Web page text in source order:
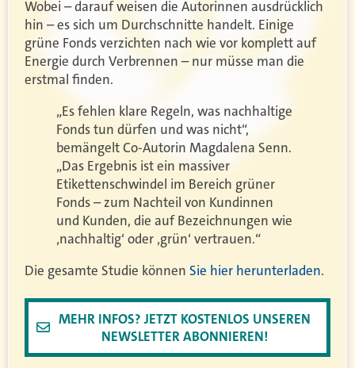
Wobei – darauf weisen die Autorinnen ausdrücklich
hin – es sich um Durchschnitte handelt. Einige
grüne Fonds verzichten nach wie vor komplett auf
Energie durch Verbrennen – nur müsse man die
erstmal finden.
„Es fehlen klare Regeln, was nachhaltige
Fonds tun dürfen und was nicht“,
bemängelt Co-Autorin Magdalena Senn.
„Das Ergebnis ist ein massiver
Etikettenschwindel im Bereich grüner
Fonds – zum Nachteil von Kundinnen
und Kunden, die auf Bezeichnungen wie
‚nachhaltig‘ oder ‚grün‘ vertrauen.“
Die gesamte Studie können Sie hier herunterladen.
MEHR INFOS? JETZT KOSTENLOS UNSEREN
NEWSLETTER ABONNIEREN!